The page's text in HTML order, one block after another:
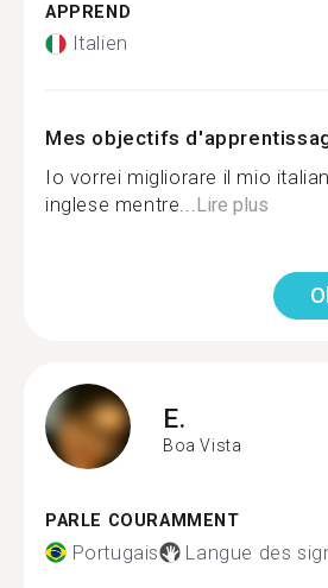
APPREND
Italien
Mes objectifs
Io vorrei migliorare il mio
inglese mentre...Lire plus
E.
Boa Vista
PARLE COURAMMENT
Portugais Langue des